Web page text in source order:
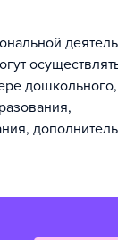
дошкольного,